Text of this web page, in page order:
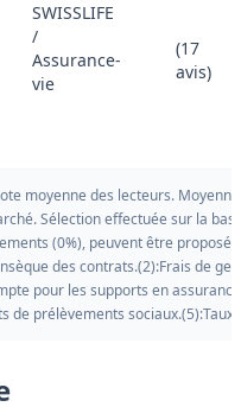
SWISSLIFE
/
Assurance-
vie
(17
avis)
moyenne des lecteurs.
Sélection effectuée sur la
(0%), peuvent être
des contrats.(2):Frais de
pour les supports en
de prélèvements